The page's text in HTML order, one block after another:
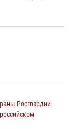
Росгвардии